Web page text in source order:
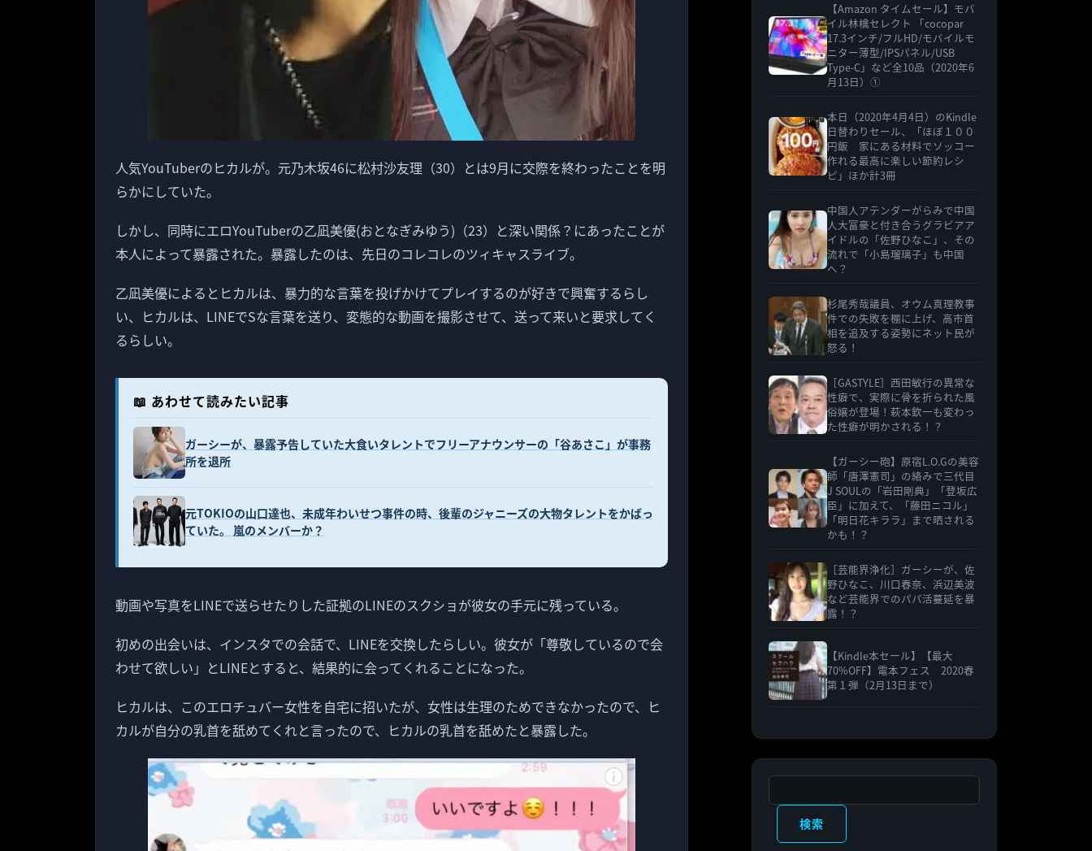
人気YouTuberのヒカルが。元乃木坂46に松村沙友理（30）とは9月に交際を終わったことを明
らかにしていた。
しかし、同時にエロYouTuberの乙凪美優(おとなぎみゆう)（23）と深い関係？にあったことが
本人によって暴露された。暴露したのは、先日のコレコレのツィキャスライブ。
乙凪美優によるとヒカルは、暴力的な言葉を投げかけてプレイするのが好きで興奮するらし
い、ヒカルは、LINEでSな言葉を送り、変態的な動画を撮影させて、送って来いと要求してく
るらしい。
📖 あわせて読みたい記事
ガーシーが、暴露予告していた大食いタレントでフリーアナウンサーの「谷あさこ」が事務
所を退所
元TOKIOの山口達也、未成年わいせつ事件の時、後輩のジャニーズの大物タレントをかばっ
ていた。 嵐のメンバーか？
動画や写真をLINEで送らせたりした証拠のLINEのスクショが彼女の手元に残っている。
初めの出会いは、インスタでの会話で、LINEを交換したらしい。彼女が「尊敬しているので会
わせて欲しい」とLINEとすると、結果的に会ってくれることになった。
ヒカルは、このエロチュバー女性を自宅に招いたが、女性は生理のためできなかったので、ヒ
カルが自分の乳首を舐めてくれと言ったので、ヒカルの乳首を舐めたと暴露した。
【Amazon タイムセール】モバ
イル林檎セレクト 「cocopar
17.3インチ/フルHD/モバイルモ
ニター薄型/IPSパネル/USB
Type-C」など全10品（2020年6
月13日）①
本日（2020年4月4日）のKindle
日替わりセール、「ほぼ１００
円飯 家にある材料でソッコー
作れる最高に楽しい節約レシ
ピ」ほか計3冊
中国人アテンダーがらみで中国
人大富豪と付き合うグラビアア
イドルの「佐野ひなこ」、その
流れで「小島瑠璃子」も中国
へ？
杉尾秀哉議員、オウム真理教事
件での失敗を棚に上げ、高市首
相を追及する姿勢にネット民が
怒る！
［GASTYLE］西田敏行の異常な
性癖で、実際に骨を折られた風
俗嬢が登場！萩本欽一も変わっ
た性癖が明かされる！？
【ガーシー砲】原宿L.O.Gの美容
師「唐澤憲司」の絡みで三代目
J SOULの「岩田剛典」「登坂広
臣」に加えて、「藤田ニコル」
「明日花キララ」まで晒される
かも！？
［芸能界浄化］ガーシーが、佐
野ひなこ、川口春奈、浜辺美波
など芸能界でのパパ活蔓延を暴
露！？
【Kindle本セール】【最大
70%OFF】電本フェス 2020春
第１弾（2月13日まで）
検索